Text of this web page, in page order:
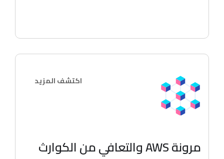
اكتشف المزيد
مرونة AWS والتعافي من الكوارث